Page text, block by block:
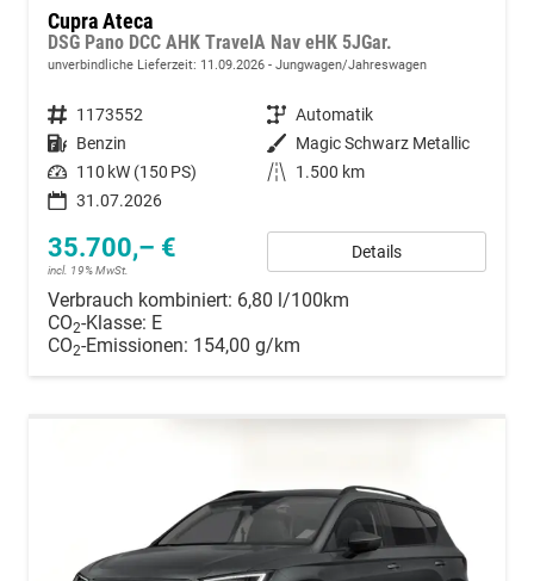
Cupra Ateca
DSG Pano DCC AHK TravelA Nav eHK 5JGar.
unverbindliche Lieferzeit: 11.09.2026 Jungwagen/Jahreswagen
Fahrzeugnummer 1173552 Getriebe Automatik
Kraftstoff Benzin Außenfarbe Magic Schwarz Metallic
Leistung 110 kW (150 PS) Kilometerstand
1.500 km
31.07.2026
35.700,– €
incl. 19% MwSt.
Details
Verbrauch kombiniert: 6,80 l/100km
CO2-Klasse: E
CO2-Emissionen: 154,00 g/km